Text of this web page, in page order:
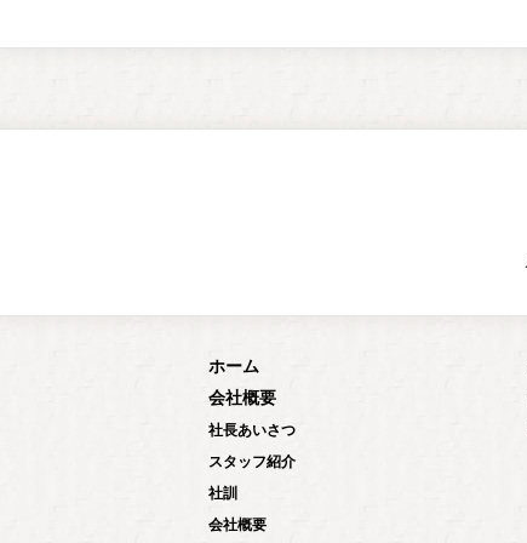
ホーム
会社概要
社長あいさつ
スタッフ紹介
社訓
会社概要